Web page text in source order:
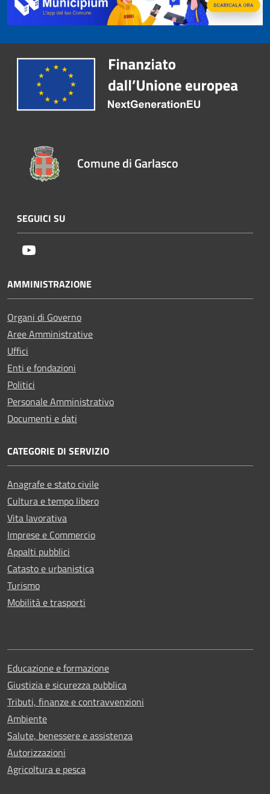
Comune di Garlasco
SEGUICI SU
AMMINISTRAZIONE
Organi di Governo
Aree Amministrative
Uffici
Enti e fondazioni
Politici
Personale Amministrativo
Documenti e dati
CATEGORIE DI SERVIZIO
Anagrafe e stato civile
Cultura e tempo libero
Vita lavorativa
Imprese e Commercio
Appalti pubblici
Catasto e urbanistica
Turismo
Mobilità e trasporti
Educazione e formazione
Giustizia e sicurezza pubblica
Tributi, finanze e contravvenzioni
Ambiente
Salute, benessere e assistenza
Autorizzazioni
Agricoltura e pesca